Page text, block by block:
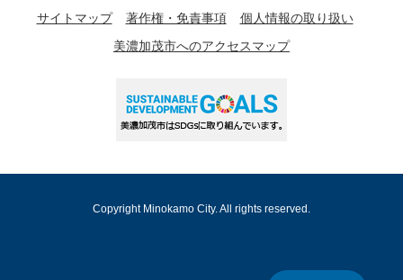
サイトマップ 著作権・免責事項
個人情報の取り扱い
美濃加茂市へのアクセスマップ
Copyright Minokamo City. All rights reserved.